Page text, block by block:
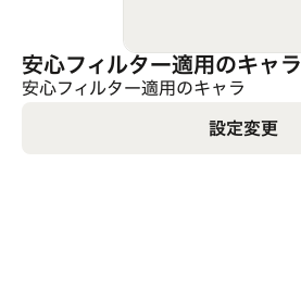
安心フィルター適用のキャラ
安心フィルター適用のキャラ
設定変更